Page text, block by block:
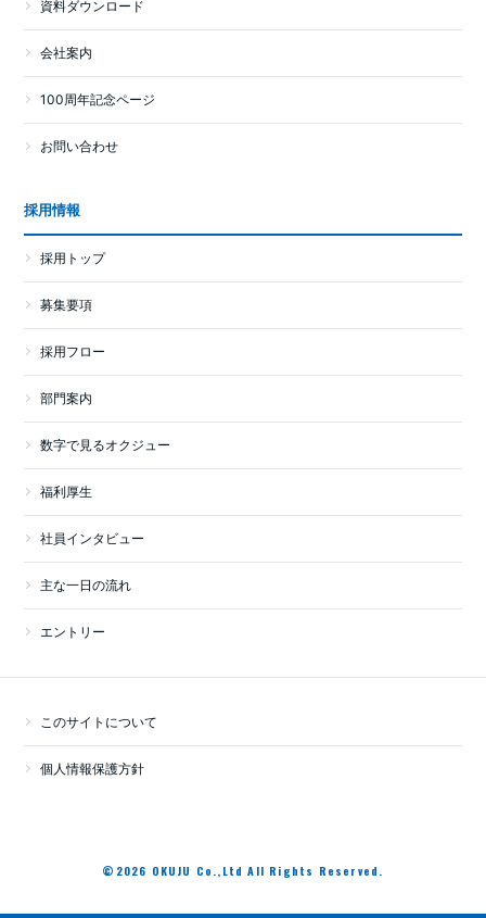
資料ダウンロード
会社案内
100周年記念ページ
お問い合わせ
採用情報
採用トップ
募集要項
採用フロー
部門案内
数字で見るオクジュー
福利厚生
社員インタビュー
主な一日の流れ
エントリー
このサイトについて
個人情報保護方針
©2026 OKUJU Co.,Ltd All Rights Reserved.